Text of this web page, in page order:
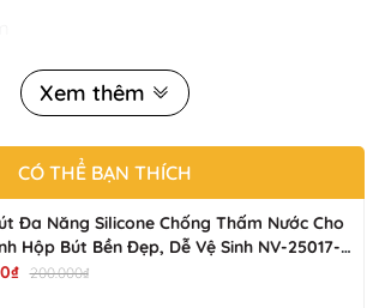
thích nấu ăn với bộ đồ chơi nấu ăn từ
khám phá và bắt chước những
bao gồm nhiều chi tiết hấp dẫn như
nhà bếp cho bé này không chỉ giúp
chơi, đồ chơi nhà bếp cho bé còn là
đẹp, bộ đồ chơi nấu ăn này sẽ là người
Xem thêm
CÓ THỂ BẠN THÍCH
Đa Năng Silicone Chống Thấm Nước Cho
Hộp Bút Bền Đẹp, Dễ Vệ Sinh NV-25017-
KIDS
200.000₫